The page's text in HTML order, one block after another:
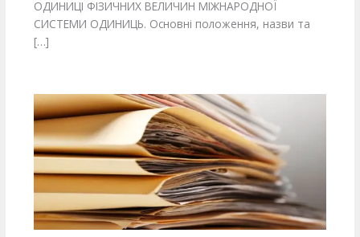
ОДИНИЦІ ФІЗИЧНИХ ВЕЛИЧИН МІЖНАРОДНОЇ
СИСТЕМИ ОДИНИЦЬ. Основні положення, назви та
[…]